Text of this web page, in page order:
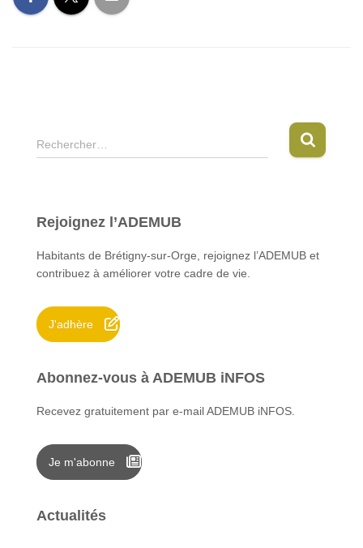
R
e
r
h
e
:
Rechercher…
Rejoignez l’ADEMUB
Habitants de Brétigny-sur-Orge, rejoignez l’ADEMUB et
contribuez à améliorer votre cadre de vie.
J'adhère
Abonnez-vous à ADEMUB iNFOS
Recevez gratuitement par e-mail ADEMUB iNFOS.
Je m'abonne
Actualités